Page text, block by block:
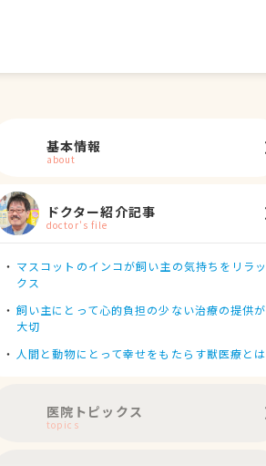
基本情報
about
ドクター紹介記事
doctor's file
マスコットのインコが飼い主の気持ちをリラッ
クス
飼い主にとって心的負担の少ない治療の提供が
大切
人間と動物にとって幸せをもたらす獣医療とは
医院トピックス
topics